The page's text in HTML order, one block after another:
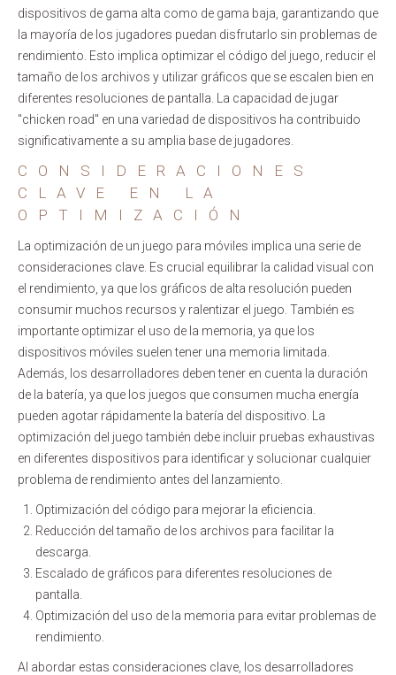
dispositivos de gama alta como de gama baja, garantizando que
la mayoría de los jugadores puedan disfrutarlo sin problemas de
rendimiento. Esto implica optimizar el código del juego, reducir el
tamaño de los archivos y utilizar gráficos que se escalen bien en
diferentes resoluciones de pantalla. La capacidad de jugar
"chicken road" en una variedad de dispositivos ha contribuido
significativamente a su amplia base de jugadores.
CONSIDERACIONES
CLAVE EN LA
OPTIMIZACIÓN
La optimización de un juego para móviles implica una serie de
consideraciones clave. Es crucial equilibrar la calidad visual con
el rendimiento, ya que los gráficos de alta resolución pueden
consumir muchos recursos y ralentizar el juego. También es
importante optimizar el uso de la memoria, ya que los
dispositivos móviles suelen tener una memoria limitada.
Además, los desarrolladores deben tener en cuenta la duración
de la batería, ya que los juegos que consumen mucha energía
pueden agotar rápidamente la batería del dispositivo. La
optimización del juego también debe incluir pruebas exhaustivas
en diferentes dispositivos para identificar y solucionar cualquier
problema de rendimiento antes del lanzamiento.
Optimización del código para mejorar la eficiencia.
Reducción del tamaño de los archivos para facilitar la
descarga.
Escalado de gráficos para diferentes resoluciones de
pantalla.
Optimización del uso de la memoria para evitar problemas de
rendimiento.
Al abordar estas consideraciones clave, los desarrolladores